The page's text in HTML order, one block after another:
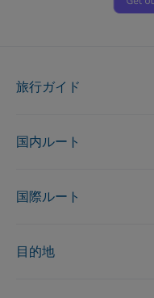
旅行ガイド
国内ルート
国際ルート
目的地